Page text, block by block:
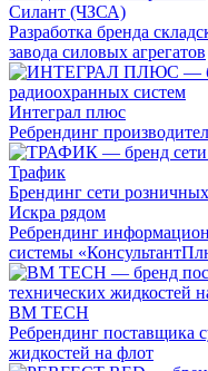
Силант (ЧЗСА)
Разработка бренда
завода силовых агрегатов
Интеграл плюс
Ребрендинг
Трафик
Брендинг сети
Искра рядом
Ребрендинг
системы
BM TECH
Ребрендинг поставщика
жидкостей на флот